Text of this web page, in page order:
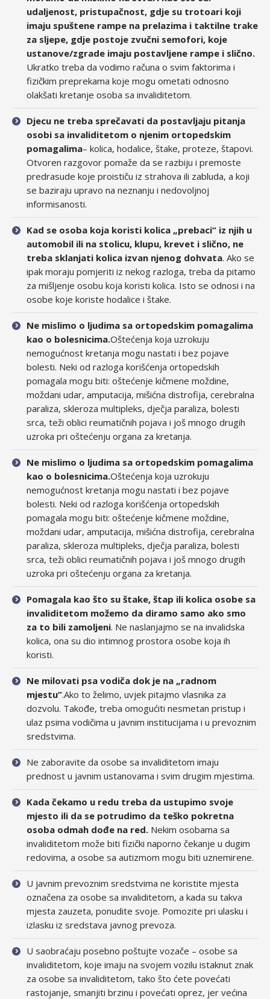
udaljenost, pristupačnost, gdje su trotoari koji
imaju spuštene rampe na prelazima i taktilne trake
za sljepe, gdje postoje zvučni semofori, koje
ustanove/zgrade imaju postavljene rampe i slično.
Ukratko treba da vodimo računa o svim faktorima i
fizičkim preprekama koje mogu ometati odnosno
olakšati kretanje osoba sa invaliditetom.
Djecu ne treba sprečavati da postavljaju pitanja
osobi sa invaliditetom o njenim ortopedskim
pomagalima– kolica, hodalice, štake, proteze, štapovi.
Otvoren razgovor pomaže da se razbiju i premoste
predrasude koje proističu iz strahova ili zabluda, a koji
se baziraju upravo na neznanju i nedovoljnoj
informisanosti.
Kad se osoba koja koristi kolica „prebaci“ iz njih u
automobil ili na stolicu, klupu, krevet i slično, ne
treba sklanjati kolica izvan njenog dohvata. Ako se
ipak moraju pomjeriti iz nekog razloga, treba da pitamo
za mišljenje osobu koja koristi kolica. Isto se odnosi i na
osobe koje koriste hodalice i štake.
Ne mislimo o ljudima sa ortopedskim pomagalima
kao o bolesnicima.Oštećenja koja uzrokuju
nemogućnost kretanja mogu nastati i bez pojave
bolesti. Neki od razloga korišćenja ortopedskih
pomagala mogu biti: oštećenje kičmene moždine,
moždani udar, amputacija, mišićna distrofija, cerebralna
paraliza, skleroza multipleks, dječja paraliza, bolesti
srca, teži oblici reumatičnih pojava i još mnogo drugih
uzroka pri oštećenju organa za kretanja.
Ne mislimo o ljudima sa ortopedskim pomagalima
kao o bolesnicima.Oštećenja koja uzrokuju
nemogućnost kretanja mogu nastati i bez pojave
bolesti. Neki od razloga korišćenja ortopedskih
pomagala mogu biti: oštećenje kičmene moždine,
moždani udar, amputacija, mišićna distrofija, cerebralna
paraliza, skleroza multipleks, dječja paraliza, bolesti
srca, teži oblici reumatičnih pojava i još mnogo drugih
uzroka pri oštećenju organa za kretanja.
Pomagala kao što su štake, štap ili kolica osobe sa
invaliditetom možemo da diramo samo ako smo
za to bili zamoljeni. Ne naslanjajmo se na invalidska
kolica, ona su dio intimnog prostora osobe koja ih
koristi.
Ne milovati psa vodiča dok je na „radnom
mjestu”.Ako to želimo, uvjek pitajmo vlasnika za
dozvolu. Takođe, treba omogućiti nesmetan pristup i
ulaz psima vodičima u javnim institucijama i u prevoznim
sredstvima.
Ne zaboravite da osobe sa invaliditetom imaju
prednost u javnim ustanovama i svim drugim mjestima.
Kada čekamo u redu treba da ustupimo svoje
mjesto ili da se potrudimo da teško pokretna
osoba odmah dođe na red. Nekim osobama sa
invaliditetom može biti fizički naporno čekanje u dugim
redovima, a osobe sa autizmom mogu biti uznemirene.
U javnim prevoznim sredstvima ne koristite mjesta
označena za osobe sa invaliditetom, a kada su takva
mjesta zauzeta, ponudite svoje. Pomozite pri ulasku i
izlasku iz sredstava javnog prevoza.
U saobraćaju posebno poštujte vozače – osobe sa
invaliditetom, koje imaju na svojem vozilu istaknut znak
za osobe sa invaliditetom, tako što ćete povećati
rastojanje, smanjiti brzinu i povećati oprez, jer većina